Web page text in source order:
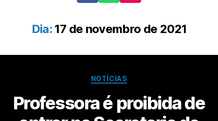
Dia: 17 de novembro de 2021
NOTÍCIAS
Professora é proibida de